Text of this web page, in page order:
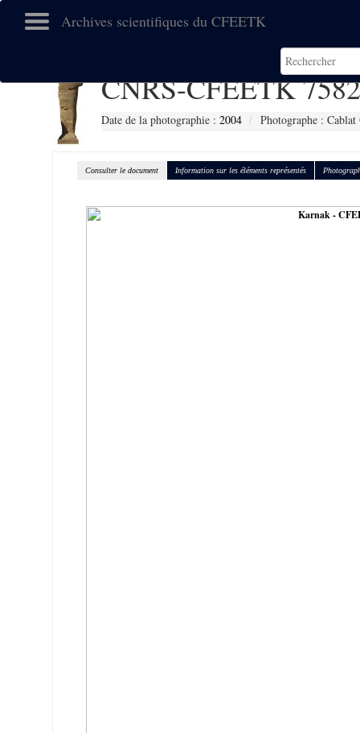
Archives scientifiques du CFEETK
CNRS-CFEETK
Date de la photographie : 2004 Photographe : Cablat
Consulter le document Information sur les éléments représentés